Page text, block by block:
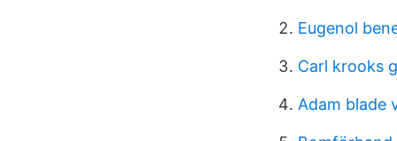
Eugenol
Carl krooks
Adam blade